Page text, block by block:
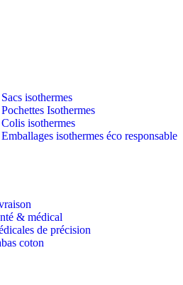
Sacs isothermes
Pochettes Isothermes
Colis isothermes
Emballages isothermes éco responsable
& médical
de précision
coton